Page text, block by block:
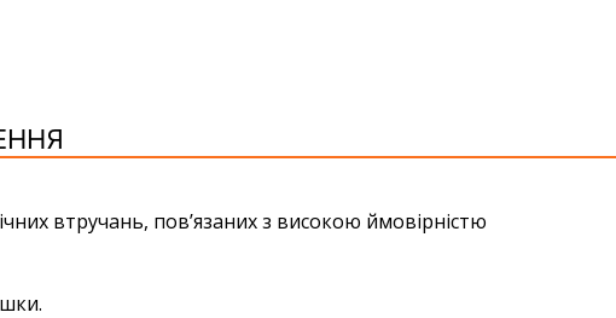
втручань, пов’язаних з високою ймовірністю